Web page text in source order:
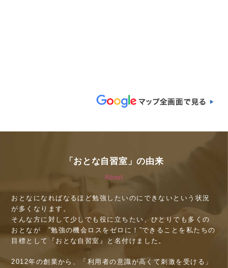
「おとな自習室」の由来
About
おとなになればなるほど勉強したいのにできないという状況
が多くなります。
そんな方に対して少しでも役に立ちたい、ひとりでも多くの
おとなが ”勉強の機会ロスをゼロに！”できることを私たちの
目標として『おとな自習室』と名付けました。
2012年の創業から、「利用者の意識が高くて刺激を受ける」